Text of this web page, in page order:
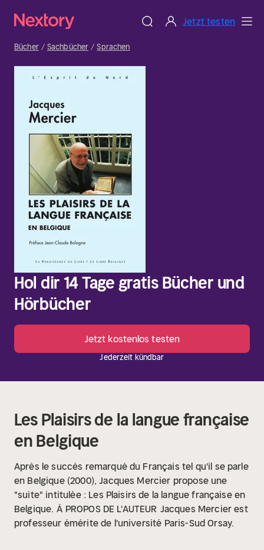
Jetzt testen
Bücher Sachbücher Sprachen
Hol dir 14 Tage gratis Bücher und
Hörbücher
Jetzt kostenlos testen
Jederzeit kündbar
Les Plaisirs de la langue française
en Belgique
Après le succès remarqué du Français tel qu'il se parle
en Belgique (2000), Jacques Mercier propose une
"suite" intitulée : Les Plaisirs de la langue française en
Belgique. À PROPOS DE L'AUTEUR Jacques Mercier est
professeur émérite de l'université Paris-Sud Orsay.